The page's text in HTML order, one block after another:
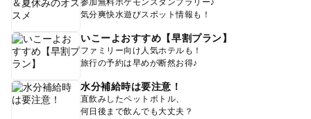
参加無料ポケモンスタンプラリー♪
気分爽快水遊びスポット情報も！
いこーよおすすめ【早割プラン】
ファミリー向け人気ホテルも！
旅行の予約は早めが断然お得♪
水分補給時は要注意！
直飲みしたペットボトル、
何日後まで飲んでも大丈夫？